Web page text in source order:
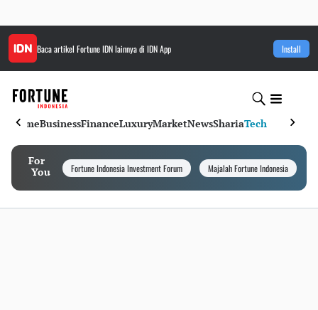
Baca artikel Fortune IDNlainnya di IDN App Install
HomeBusinessFinanceLuxuryMarketNewsShariaTech
For
You
Fortune Indonesia Investment Forum Majalah Fortune Indonesia